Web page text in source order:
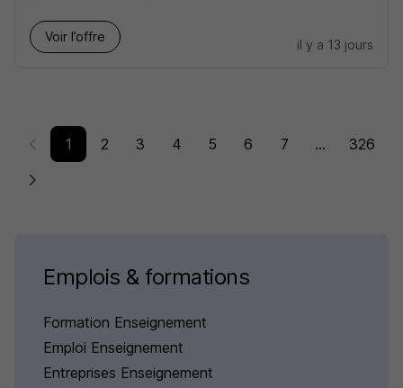
Voir l’offre
il y a 13 jours
1 2 3 4 5 6 7 ... 326
Emplois & formations
Formation Enseignement
Emploi Enseignement
Entreprises Enseignement